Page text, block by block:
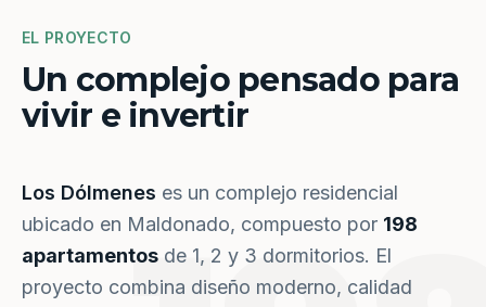
EL PROYECTO
Un complejo pensado para
vivir e invertir
Los Dólmenes es un complejo residencial
ubicado en Maldonado, compuesto por 198
apartamentos de 1, 2 y 3 dormitorios. El
proyecto combina diseño moderno, calidad